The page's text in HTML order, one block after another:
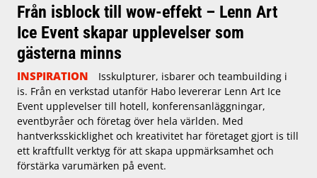
Från isblock till wow-effekt – Lenn Art
Ice Event skapar upplevelser som
gästerna minns
INSPIRATION
Isskulpturer, isbarer och teambuilding i
is. Från en verkstad utanför Habo levererar Lenn Art Ice
Event upplevelser till hotell, konferensanläggningar,
eventbyråer och företag över hela världen. Med
hantverksskicklighet och kreativitet har företaget gjort is till
ett kraftfullt verktyg för att skapa uppmärksamhet och
förstärka varumärken på event.